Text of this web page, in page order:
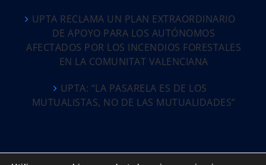
UPTA RECLAMA UN PLAN EXTRAORDINARIO
DE APOYO PARA LOS AUTÓNOMOS
AFECTADOS POR LOS INCENDIOS FORESTALES
EN LA COMUNITAT VALENCIANA
UPTA: “LA PASARELA ES DE LOS
MUTUALISTAS, NO DE LAS MUTUALIDADES”